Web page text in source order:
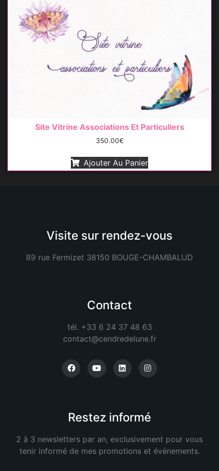
Site Vitrine Associations Et Particuliers
350.00€
Ajouter Au Panier
Visite sur rendez-vous
89 rue Fermizet 38150 BOUGE-CHAMBALUD
Contact
tél. +33 6 24 37 48 63
contact@cendredelune.fr
Restez informé
2 à 3 newsletters par an, exclusivement pour vous
tenir informé de mes promotions et événements.